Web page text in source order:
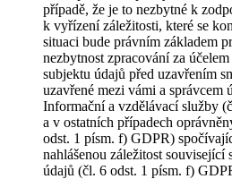
případě, že je to nezbytné k
k vyřízení záležitosti, které se
situaci bude právním základem
nezbytnost zpracování za
subjektu údajů před uzavřením
uzavřené mezi vámi a správcem
Informační a vzdělávací služby
a v ostatních případech
odst. 1 písm. f) GDPR)
nahlášenou záležitost související
údajů (čl. 6 odst. 1 písm. f)